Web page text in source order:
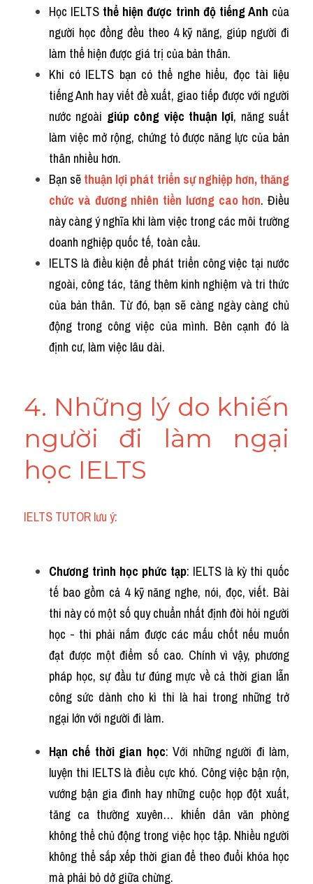
Học IELTS thể hiện được trình độ tiếng Anh của
người học đồng đều theo 4 kỹ năng, giúp người đi
làm thể hiện được giá trị của bản thân.
Khi có IELTS bạn có thể nghe hiểu, đọc tài liệu
tiếng Anh hay viết đề xuất, giao tiếp được với người
nước ngoài giúp công việc thuận lợi, năng suất
làm việc mở rộng, chứng tỏ được năng lực của bản
thân nhiều hơn.
Bạn sẽ thuận lợi phát triển sự nghiệp hơn, thăng
chức và đương nhiên tiền lương cao hơn. Điều
này càng ý nghĩa khi làm việc trong các môi trường
doanh nghiệp quốc tế, toàn cầu.
IELTS là điều kiện để phát triển công việc tại nước
ngoài, công tác, tăng thêm kinh nghiệm và tri thức
của bản thân. Từ đó, bạn sẽ càng ngày càng chủ
động trong công việc của mình. Bên cạnh đó là
định cư, làm việc lâu dài.
4. Những lý do khiến
người đi làm ngại
học IELTS
IELTS TUTOR lưu ý:
Chương trình học phức tạp: IELTS là kỳ thi quốc
tế bao gồm cả 4 kỹ năng nghe, nói, đọc, viết. Bài
thi này có một số quy chuẩn nhất định đòi hỏi người
học - thi phải nắm được các mấu chốt nếu muốn
đạt được một điểm số cao. Chính vì vậy, phương
pháp học, sự đầu tư đúng mực về cả thời gian lẫn
công sức dành cho kì thi là hai trong những trở
ngại lớn với người đi làm.
Hạn chế thời gian học: Với những người đi làm,
luyện thi IELTS là điều cực khó. Công việc bận rộn,
vướng bận gia đình hay những cuộc họp đột xuất,
tăng ca thường xuyên… khiến dân văn phòng
không thể chủ động trong việc học tập. Nhiều người
không thể sắp xếp thời gian để theo đuổi khóa học
mà phải bỏ dở giữa chừng.